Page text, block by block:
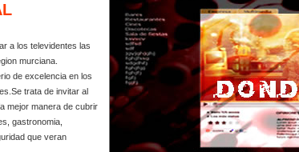
a los televidentes las
murciana.
de excelencia en los
trata de invitar al
mejor manera de cubrir
gastronomia,
que veran